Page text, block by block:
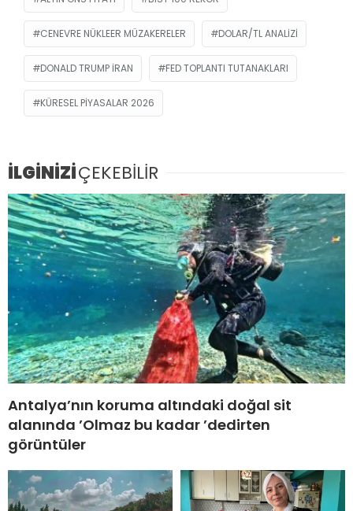
CENEVRE NÜKLEER MÜZAKERELER DOLAR/TL ANALIZI
DONALD TRUMP İRAN FED TOPLANTI TUTANAKLARI
KÜRESEL PIYASALAR 2026
İLGİNİZİÇEKEBİLİR
Antalya’nın koruma altındaki doğal sit
alanında ’Olmaz bu kadar ’dedirten
görüntüler